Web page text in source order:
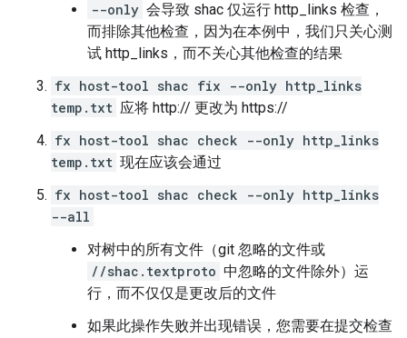
--only 会导致 shac 仅运行 http_links 检查，
而排除其他检查，因为在本例中，我们只关心测
试 http_links，而不关心其他检查的结果
fx host-tool shac fix --only http_links
temp.txt 应将 http:// 更改为 https://
fx host-tool shac check --only http_links
temp.txt 现在应该会通过
fx host-tool shac check --only http_links
--all
对树中的所有文件（git 忽略的文件或
//shac.textproto 中忽略的文件除外）运
行，而不仅仅是更改后的文件
如果此操作失败并出现错误，您需要在提交检查